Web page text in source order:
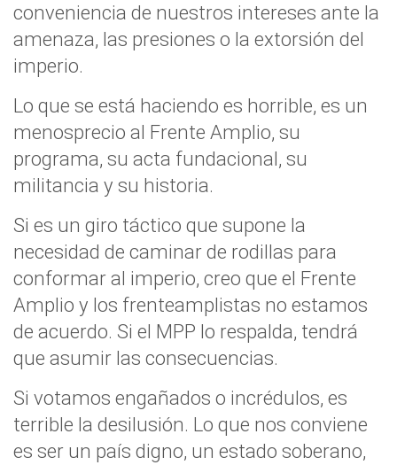
conveniencia de nuestros intereses ante la
amenaza, las presiones o la extorsión del
imperio.
Lo que se está haciendo es horrible, es un
menosprecio al Frente Amplio, su
programa, su acta fundacional, su
militancia y su historia.
Si es un giro táctico que supone la
necesidad de caminar de rodillas para
conformar al imperio, creo que el Frente
Amplio y los frenteamplistas no estamos
de acuerdo. Si el MPP lo respalda, tendrá
que asumir las consecuencias.
Si votamos engañados o incrédulos, es
terrible la desilusión. Lo que nos conviene
es ser un país digno, un estado soberano,